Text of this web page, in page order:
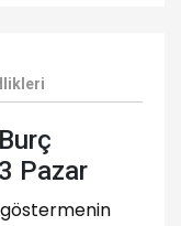
Pazar